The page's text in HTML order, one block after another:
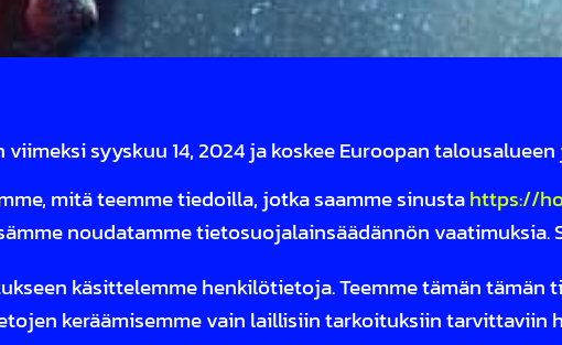
syyskuu 14, 2024 ja koskee Euroopan
mitä teemme tiedoilla, jotka saamme sinustahttps://
noudatamme tietosuojalainsäädännön vaatimuksia.
käsittelemme henkilötietoja. Teemme tämän tämän
keräämisemme vain laillisiin tarkoituksiin tarvittaviin